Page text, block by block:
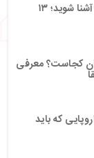
با بهترین کشور برای سفر در بهار آشنا شوید؛ ۱۳
کجاست؟ معرفی
که باید